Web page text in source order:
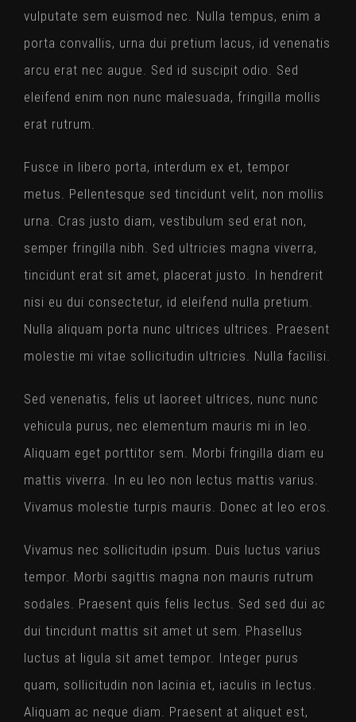
vulputate sem euismod nec. Nulla tempus, enim a
porta convallis, urna dui pretium lacus, id venenatis
arcu erat nec augue. Sed id suscipit odio. Sed
eleifend enim non nunc malesuada, fringilla mollis
erat rutrum.
Fusce in libero porta, interdum ex et, tempor
metus. Pellentesque sed tincidunt velit, non mollis
urna. Cras justo diam, vestibulum sed erat non,
semper fringilla nibh. Sed ultricies magna viverra,
tincidunt erat sit amet, placerat justo. In hendrerit
nisi eu dui consectetur, id eleifend nulla pretium.
Nulla aliquam porta nunc ultrices ultrices. Praesent
molestie mi vitae sollicitudin ultricies. Nulla facilisi.
Sed venenatis, felis ut laoreet ultrices, nunc nunc
vehicula purus, nec elementum mauris mi in leo.
Aliquam eget porttitor sem. Morbi fringilla diam eu
mattis viverra. In eu leo non lectus mattis varius.
Vivamus molestie turpis mauris. Donec at leo eros.
Vivamus nec sollicitudin ipsum. Duis luctus varius
tempor. Morbi sagittis magna non mauris rutrum
sodales. Praesent quis felis lectus. Sed sed dui ac
dui tincidunt mattis sit amet ut sem. Phasellus
luctus at ligula sit amet tempor. Integer purus
quam, sollicitudin non lacinia et, iaculis in lectus.
Aliquam ac neque diam. Praesent at aliquet est,